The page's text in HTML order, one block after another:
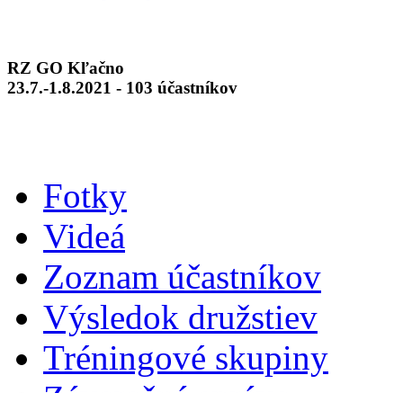
RZ GO Kľačno
23.7.-1.8.2021 - 103 účastníkov
Fotky
Videá
Zoznam účastníkov
Výsledok družstiev
Tréningové skupiny